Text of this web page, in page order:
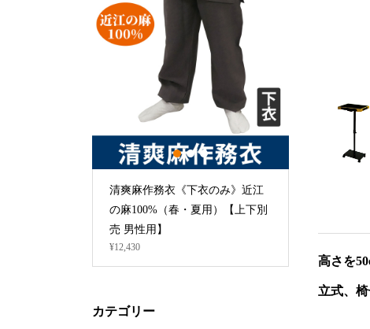
高さを
立式、
清爽麻作務衣《下衣のみ》近江
の麻100%（春・夏用）【上下別
売 男性用】
¥12,430
1 2 3
カテゴリー